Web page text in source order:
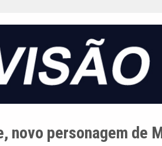
novo personagem de